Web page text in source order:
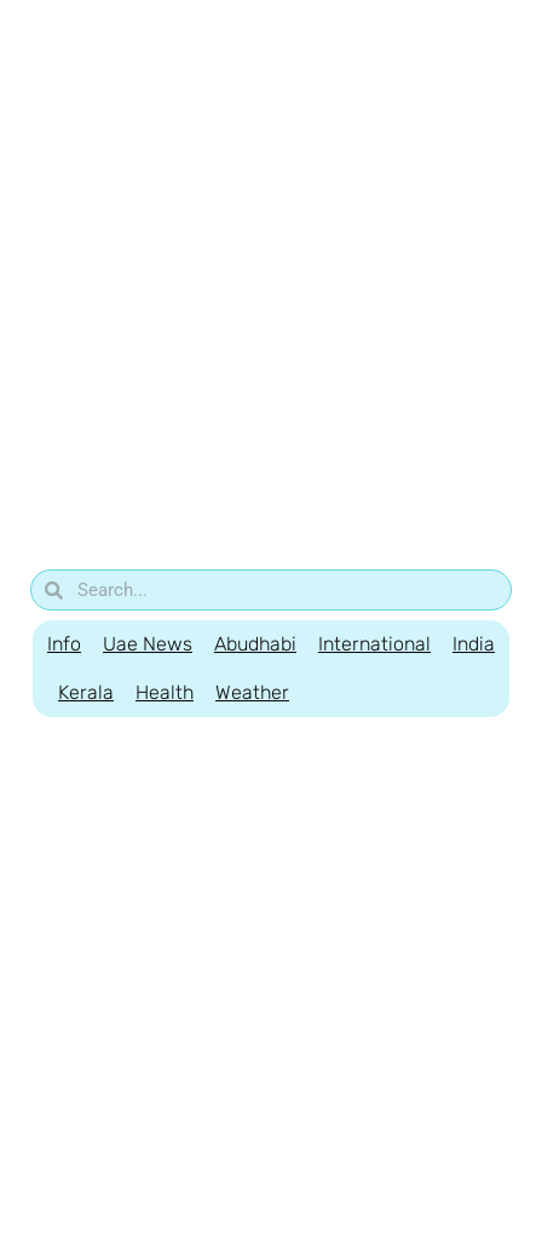
Info Uae News Abudhabi International India
Kerala Health Weather